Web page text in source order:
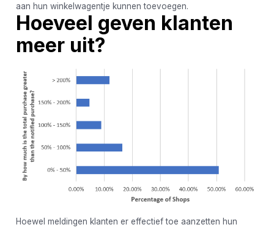
aan hun winkelwagentje kunnen toevoegen.
Hoeveel geven klanten
meer uit?
Hoewel meldingen klanten er effectief toe aanzetten hun